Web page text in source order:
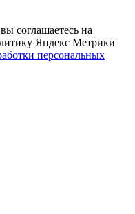
соглашаетесь на
Яндекс Метрики
персональных